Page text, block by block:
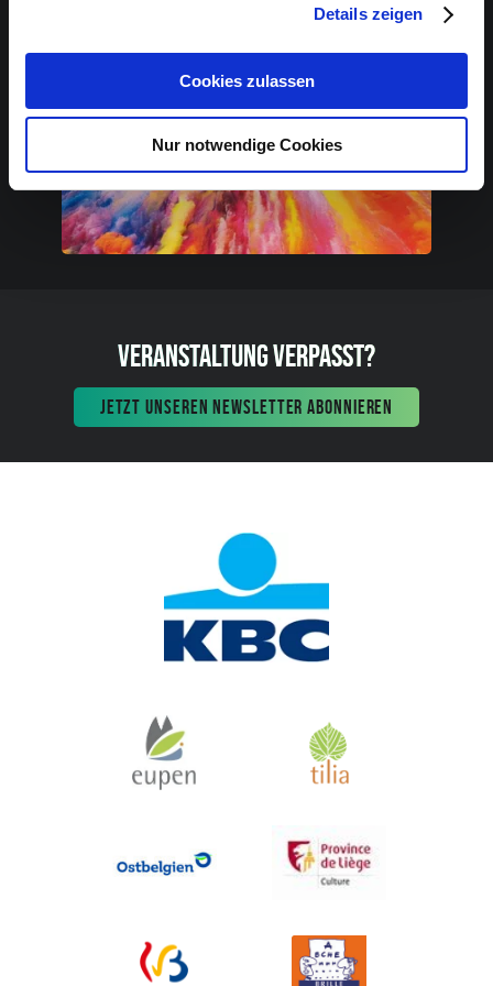
Details zeigen
Cookies zulassen
Nur notwendige Cookies
VERANSTALTUNG VERPASST?
JETZT UNSEREN NEWSLETTER ABONNIEREN